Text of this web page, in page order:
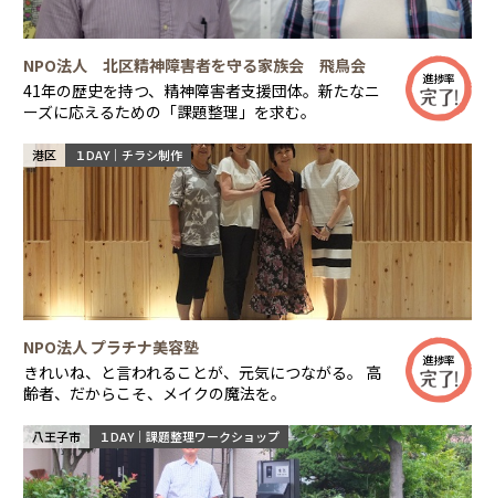
NPO法人 北区精神障害者を守る家族会 飛鳥会
41年の歴史を持つ、精神障害者支援団体。新たなニ
ーズに応えるための「課題整理」を求む。
進捗率
港区 １DAY｜チラシ制作
NPO法人 プラチナ美容塾
きれいね、と言われることが、元気につながる。 高
齢者、だからこそ、メイクの魔法を。
進捗率
八王子市 １DAY｜課題整理ワークショップ